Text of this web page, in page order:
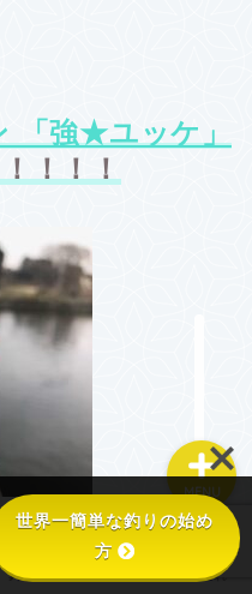
「強★ユッケ」
！！！
釣り具あれこれ 釣り場あれこれ
MENU
ログについて
釣り具あれこれ
釣り場あれこれ
世界一簡単な釣りの始め
方